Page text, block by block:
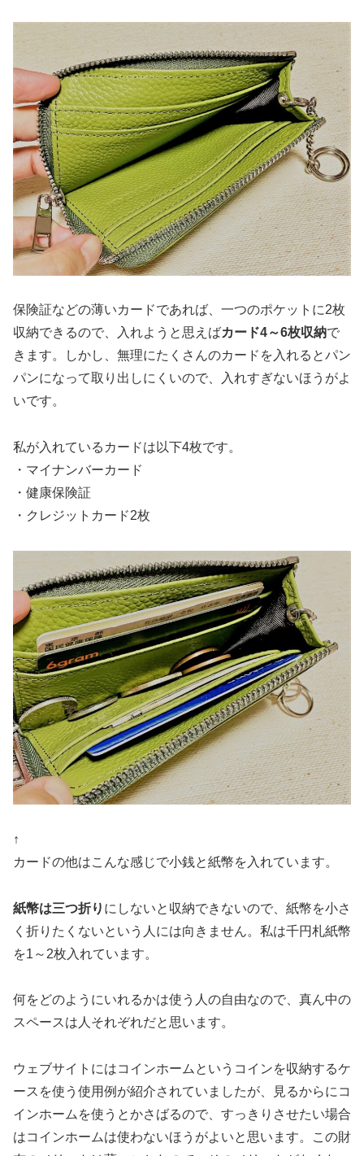
保険証などの薄いカードであれば、一つのポケットに2枚
収納できるので、入れようと思えばカード4～6枚収納で
きます。しかし、無理にたくさんのカードを入れるとパン
パンになって取り出しにくいので、入れすぎないほうがよ
いです。
私が入れているカードは以下4枚です。
・マイナンバーカード
・健康保険証
・クレジットカード2枚
↑
カードの他はこんな感じで小銭と紙幣を入れています。
紙幣は三つ折り にしないと収納できないので、紙幣を小さ
く折りたくないという人には向きません。私は千円札紙幣
を1～2枚入れています。
何をどのようにいれるかは使う人の自由なので、真ん中の
スペースは人それぞれだと思います。
ウェブサイトにはコインホームというコインを収納するケ
ースを使う使用例が紹介されていましたが、見るからにコ
インホームを使うとかさばるので、すっきりさせたい場合
はコインホームは使わないほうがよいと思います。この財